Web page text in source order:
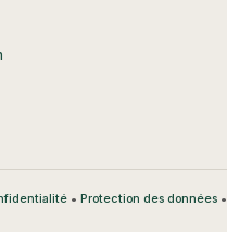
• Protection des données•